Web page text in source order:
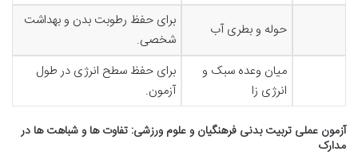
حوله و بطری آب
برای حفظ رطوبت بدن و بهداشت
شخصی.
میان وعده سبک و
انرژی زا
برای حفظ سطح انرژی در طول
آزمون.
آزمون عملی تربیت بدنی فرهنگیان و علوم ورزشی: تفاوت ها و شباهت ها در
مدارک